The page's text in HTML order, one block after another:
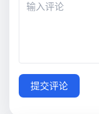
提交评论